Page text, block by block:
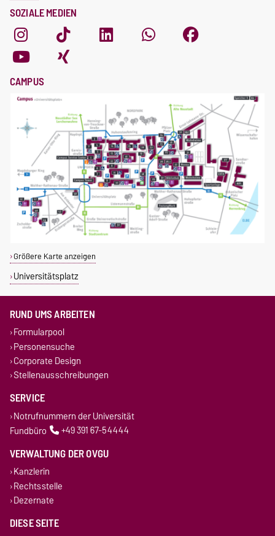
SOZIALE MEDIEN
CAMPUS
Größere Karte anzeigen
Universitätsplatz
RUND UMS ARBEITEN
Formularpool
Personensuche
Corporate Design
Stellenausschreibungen
SERVICE
Notrufnummern der Universität
Fundbüro
+49 391 67-54444
VERWALTUNG DER OVGU
Kanzlerin
Rechtsstelle
Dezernate
DIESE SEITE